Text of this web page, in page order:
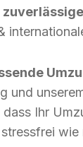
und
Ihr